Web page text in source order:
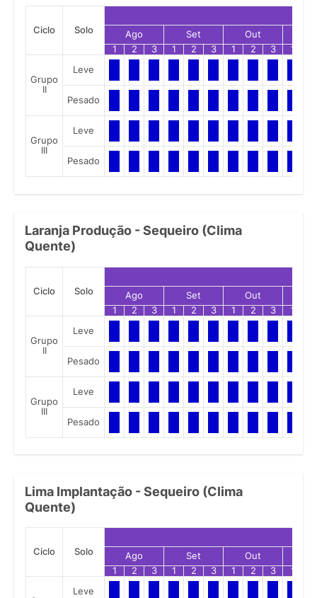
Ciclo Solo Ago Set Out
1
2 3 1 2 3 1 2 3 1
Grupo
II
Leve
Pesado
Grupo
III
Leve
Pesado
Laranja Produção - Sequeiro (Clima
Quente)
Ciclo Solo Ago Set Out
1
2 3 1 2 3 1 2 3 1
Grupo
II
Leve
Pesado
Grupo
III
Leve
Pesado
Lima Implantação - Sequeiro (Clima
Quente)
Ciclo Solo Ago Set Out
1
2 3 1 2 3 1 2 3 1
Leve